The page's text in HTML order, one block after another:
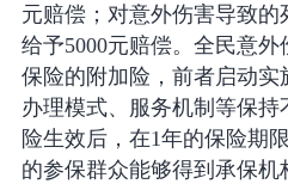
元赔偿；对意外伤害导致
给予5000元赔偿。全民意
保险的附加险，前者启动实
办理模式、服务机制等保
险生效后，在1年的保险期
的参保群众能够得到承保机